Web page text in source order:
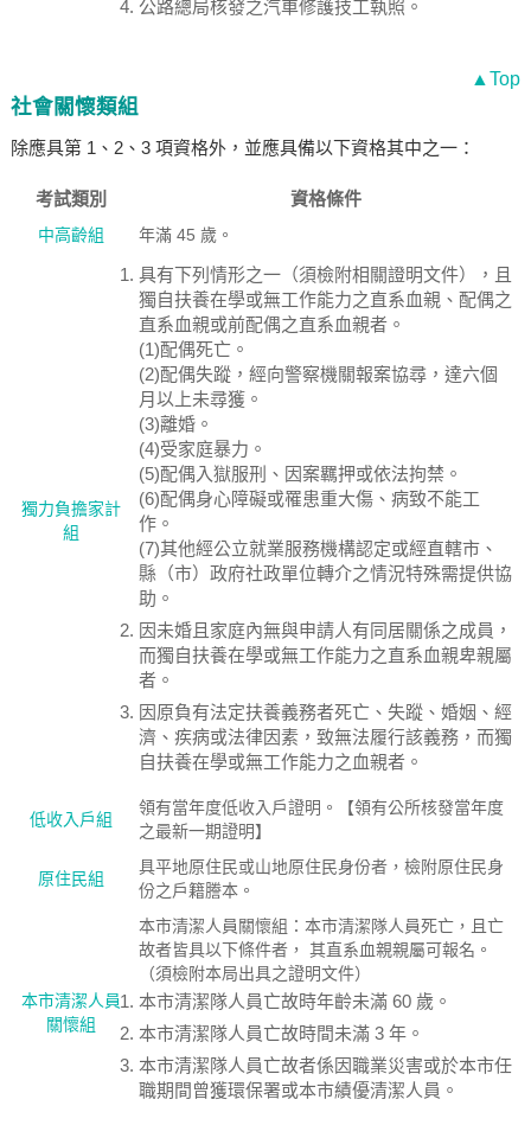
公路總局核發之汽車修護技工執照。
▲Top
社會關懷類組
除應具第 1、2、3 項資格外，並應具備以下資格其中之一：
考試類別 資格條件
中高齡組 年滿 45 歲。
獨力負擔家計
組
具有下列情形之一（須檢附相關證明文件），且
獨自扶養在學或無工作能力之直系血親、配偶之
直系血親或前配偶之直系血親者。
(1)配偶死亡。
(2)配偶失蹤，經向警察機關報案協尋，達六個
月以上未尋獲。
(3)離婚。
(4)受家庭暴力。
(5)配偶入獄服刑、因案羈押或依法拘禁。
(6)配偶身心障礙或罹患重大傷、病致不能工
作。
(7)其他經公立就業服務機構認定或經直轄市、
縣（市）政府社政單位轉介之情況特殊需提供協
助。
因未婚且家庭內無與申請人有同居關係之成員，
而獨自扶養在學或無工作能力之直系血親卑親屬
者。
因原負有法定扶養義務者死亡、失蹤、婚姻、經
濟、疾病或法律因素，致無法履行該義務，而獨
自扶養在學或無工作能力之血親者。
低收入戶組
領有當年度低收入戶證明。【領有公所核發當年度
之最新一期證明】
原住民組
具平地原住民或山地原住民身份者，檢附原住民身
份之戶籍謄本。
本市清潔人員
關懷組
本市清潔人員關懷組：本市清潔隊人員死亡，且亡
故者皆具以下條件者， 其直系血親親屬可報名。
（須檢附本局出具之證明文件）
本市清潔隊人員亡故時年齡未滿 60 歲。
本市清潔隊人員亡故時間未滿 3 年。
本市清潔隊人員亡故者係因職業災害或於本市任
職期間曾獲環保署或本市績優清潔人員。